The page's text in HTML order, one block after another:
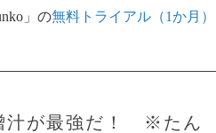
」の無料トライアル（1か月）
汁が最強だ！ ※たん